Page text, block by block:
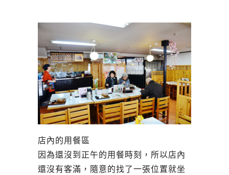
店內的用餐區
因為還沒到正午的用餐時刻，所以店內
還沒有客滿，隨意的找了一張位置就坐